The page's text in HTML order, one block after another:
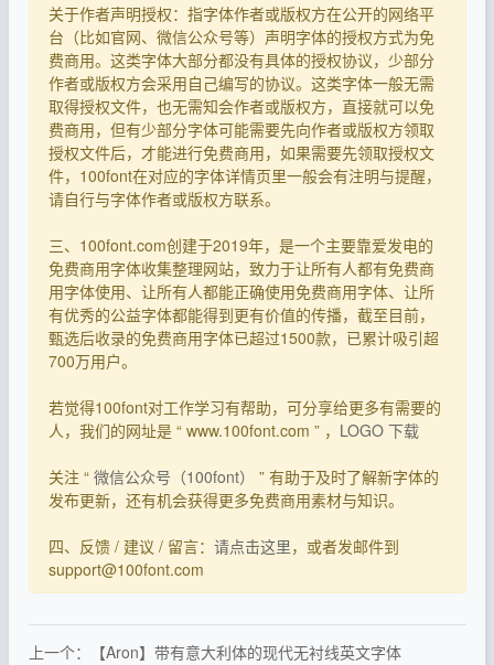
关于作者声明授权：指字体作者或版权方在公开的网络平
台（比如官网、微信公众号等）声明字体的授权方式为免
费商用。这类字体大部分都没有具体的授权协议，少部分
作者或版权方会采用自己编写的协议。这类字体一般无需
取得授权文件，也无需知会作者或版权方，直接就可以免
费商用，但有少部分字体可能需要先向作者或版权方领取
授权文件后，才能进行免费商用，如果需要先领取授权文
件，100font在对应的字体详情页里一般会有注明与提醒，
请自行与字体作者或版权方联系。
三、100font.com创建于2019年，是一个主要靠爱发电的
免费商用字体收集整理网站，致力于让所有人都有免费商
用字体使用、让所有人都能正确使用免费商用字体、让所
有优秀的公益字体都能得到更有价值的传播，截至目前，
甄选后收录的免费商用字体已超过1500款，已累计吸引超
700万用户。
若觉得100font对工作学习有帮助，可分享给更多有需要的
人，我们的网址是 “ www.100font.com ” ， LOGO 下载
关注 “ 微信公众号（100font）
” 有助于及时了解新字体的
发布更新，还有机会获得更多免费商用素材与知识。
四、反馈 / 建议 / 留言： 请点击这里，或者发邮件到
support@100font.com
上一个：【Aron】带有意大利体的现代无衬线英文字体